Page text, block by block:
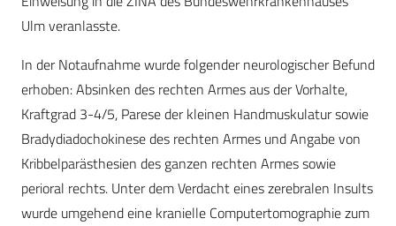
Ulm veranlasste.
In der Notaufnahme wurde folgender neurologischer Befund
erhoben: Absinken des rechten Armes aus der Vorhalte,
Kraftgrad 3-4/5, Parese der kleinen Handmuskulatur sowie
Bradydiadochokinese des rechten Armes und Angabe von
Kribbelparästhesien des ganzen rechten Armes sowie
perioral rechts. Unter dem Verdacht eines zerebralen Insults
wurde umgehend eine kranielle Computertomographie zum